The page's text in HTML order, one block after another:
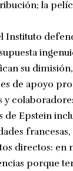
la
Instituto
su
de apoyo
y
de Epstein
directos: en
porque